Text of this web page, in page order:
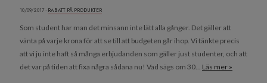
10/09/2017 · RABATT PÅ PRODUKTER
Som student har man det minsann inte lätt alla gånger. Det gäller att
vänta på varje krona för att se till att budgeten går ihop. Vi tänkte precis
att vi ju inte haft så många erbjudanden som gäller just studenter, och att
det var på tiden att fixa några sådana nu! Vad sägs om 30... Läs mer »